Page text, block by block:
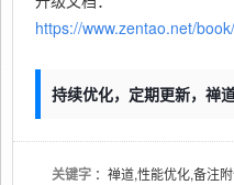
https://www.zentao.net/
持续优化，定期更新，禅
关键字 ：禅道,性能优化,备注